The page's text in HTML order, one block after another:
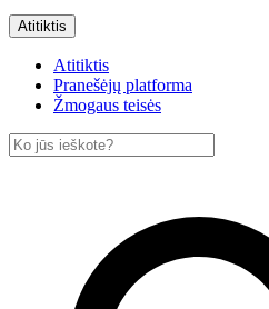
Atitiktis
Atitiktis
Pranešėjų platforma
Žmogaus teisės